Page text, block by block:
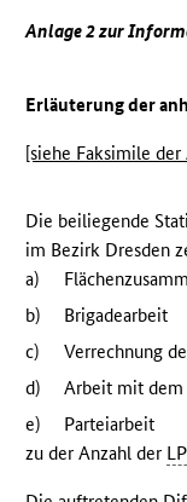
Anlage 2 zur
Erläuterung der
[siehe Faksimile der
Die beiliegende
im Bezirk Dresden
a)
b)
Brigadearbeit
c)
Verrechnung
d)
Arbeit mit dem
e)
Parteiarbeit
zu der Anzahl der